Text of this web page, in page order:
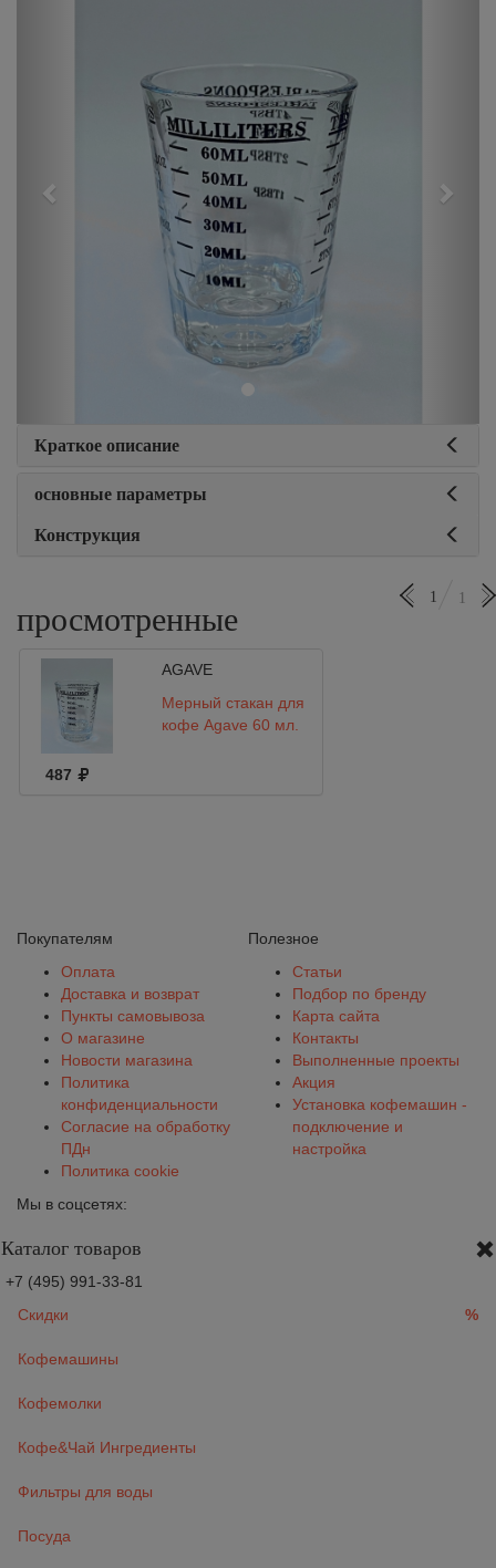
Краткое описание
основные параметры
Конструкция
просмотренные
1 1
AGAVE
Мерный стакан для
кофе Agave 60 мл.
487
Покупателям
Оплата
Доставка и возврат
Пункты самовывоза
О магазине
Новости магазина
Политика
конфиденциальности
Согласие на обработку
ПДн
Политика cookie
Полезное
Статьи
Подбор по бренду
Карта сайта
Контакты
Выполненные проекты
Акция
Установка кофемашин -
подключение и
настройка
Мы в соцсетях:
Каталог товаров
+7 (495) 991-33-81
Скидки
%
Кофемашины
Кофемолки
Кофе&Чай Ингредиенты
Фильтры для воды
Посуда